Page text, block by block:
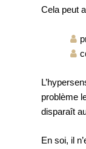
Cela peut
problème
disparaît
En soi, il